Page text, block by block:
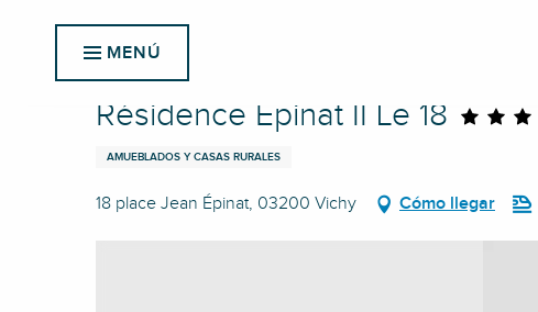
MENÚ
Inicio Résidence Épinat II Le 18
Résidence Épinat II Le 18
AMUEBLADOS Y CASAS RURALES
18 place Jean Épinat, 03200 Vichy Cómo llegar